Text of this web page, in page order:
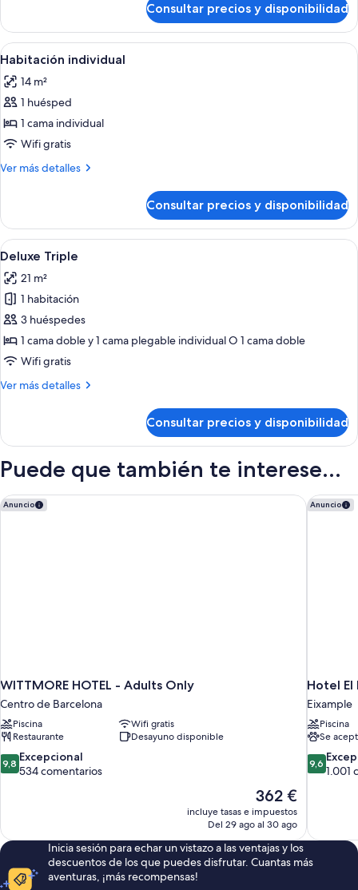
doble
o
2
individuales
con
cama
o
2
Consultar precios y disponibilidad
Abrir
todas
las
fotos
de
Habitación
individual
Habitación de hotel con cama,
4
Habitación individual
14 m²
1 huésped
1 cama individual
Wifi gratis
Ver más detalles
Más
individual
Consultar precios y disponibilidad
Abrir
todas
las
fotos
de
Deluxe
Triple
Habitación de hotel con una cama
4
Deluxe Triple
21 m²
1 habitación
3 huéspedes
1 cama doble y 1 cama plegable individual O 1 cama doble
Wifi gratis
Ver más detalles
Más
Triple
Consultar precios y disponibilidad
Puede que también te interese...
Anuncio
WITTMORE HOTEL - Adults Only
Centro de Barcelona
Piscina
Wifi gratis
Restaurante
Desayuno disponible
9.8
sobre
9,8 Excepcional
534 comentarios
El
precio
actual
de
362 €
362 €
incluye tasas e impuestos
Del 29 ago al 30 ago
WITTMORE HOTEL - Adults Only Anuncio
Hotel El
Eixample
Piscina
Se
9.6
sobre
9,6
1.001
Hotel El
Inicia sesión para echar un vistazo a las ventajas y los
descuentos de los que puedes disfrutar. Cuantas más
aventuras, ¡más recompensas!